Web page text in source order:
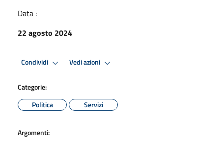
Data :
22 agosto 2024
Condividi Vedi azioni
Categorie:
Politica
Servizi
Argomenti: